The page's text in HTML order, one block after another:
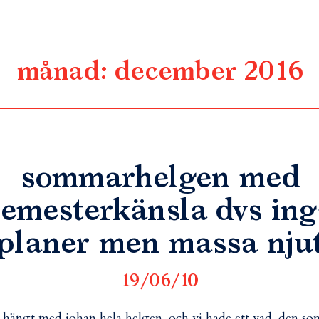
månad: december 2016
sommarhelgen med
dvs
men massa
19/06/10